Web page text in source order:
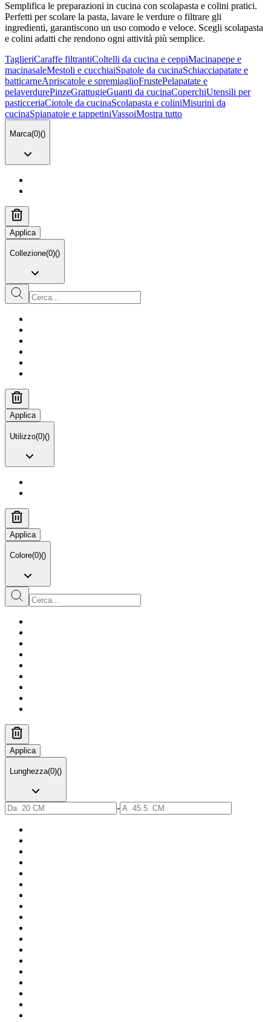
Semplifica le preparazioni in cucina con scolapasta e colini pratici.
Perfetti per scolare la pasta, lavare le verdure o filtrare gli
ingredienti, garantiscono un uso comodo e veloce. Scegli scolapasta
e colini adatti che rendono ogni attività più semplice.
TaglieriCaraffe filtrantiColtelli da cucina e ceppiMacinapepe e
macinasaleMestoli e cucchiaiSpatole da cucinaSchiacciapatate e
batticarneApriscatole e spremiaglioFrustePelapatate e
pelaverdurePinzeGrattugieGuanti da cucinaCoperchiUtensili per
pasticceriaCiotole da cucinaScolapasta e coliniMisurini da
cucinaSpianatoie e tappetiniVassoiMostra tutto
Marca(0)()
Applica
Collezione(0)()
Applica
Utilizzo(0)()
Applica
Colore(0)()
Applica
Lunghezza(0)()
-